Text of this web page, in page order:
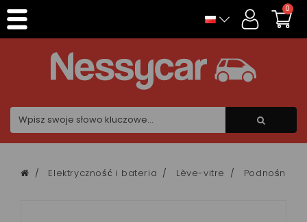
0
Elektryczność i bateria Lève-vitre Podnośnik
Panel zarządzania plikami cookies